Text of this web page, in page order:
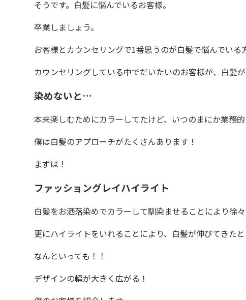
そうです。白髪に悩んでいるお客様。
卒業しましょう。
お客様とカウンセリングで1番思うのが白髪で悩んでいる
カウンセリングしている中でだいたいのお客様が、白髪
染めないと…
本来楽しむためにカラーしてたけど、いつのまにか業務的
僕は白髪のアプローチがたくさんあります！
まずは！
ファッショングレイハイライト
白髪をお洒落染めでカラーして馴染ませることにより徐
更にハイライトをいれることにより、白髪が伸びてきた
なんといっても！！
デザインの幅が大きく広がる！